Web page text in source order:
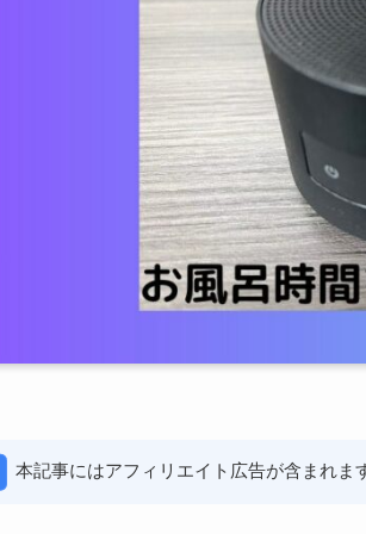
本記事にはアフィリエイト広告が含まれま